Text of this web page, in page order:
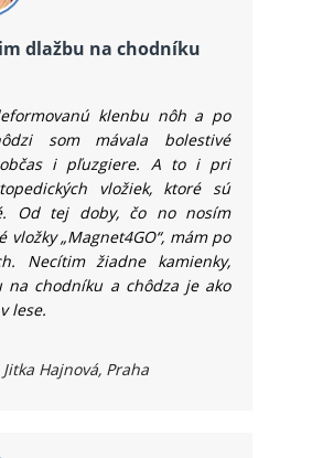
dlažbu na chodníku
klenbu nôh a po
som mávala bolestivé
i pľuzgiere. A to i pri
vložiek, ktoré sú
Od tej doby, čo no­ no­sím
vložky „Mag­net4GO“, mám po
Necítim žiadne kamienky,
na chodníku a chôdza je ako
lese.
Jitka Hajnová, Praha